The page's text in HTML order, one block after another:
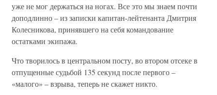
уже не мог держаться на ногах. Все это мы знаем почти
доподлинно – из записки капитан-лейтенанта Дмитрия
Колесникова, принявшего на себя командование
остатками экипажа.
Что творилось в центральном посту, во втором отсеке в
отпущенные судьбой 135 секунд после первого –
«малого» – взрыва, теперь не скажет никто.